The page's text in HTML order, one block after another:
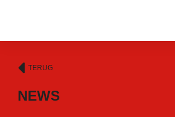
TERUG
NEWS